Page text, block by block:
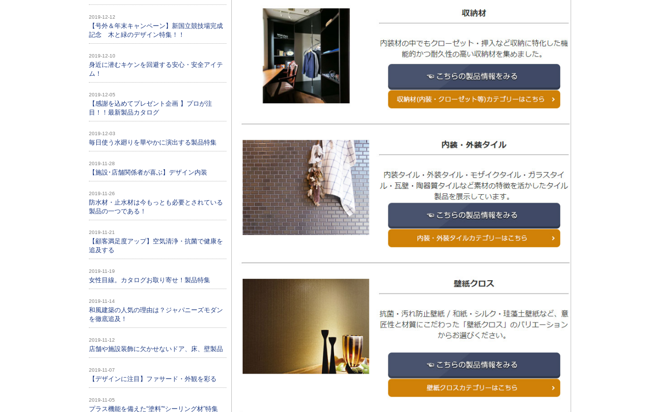
2019-12-12
【号外＆年末キャンペーン】新国立競技場完成
記念 木と緑のデザイン特集！！
2019-12-10
身近に潜むキケンを回避する安心・安全アイテ
ム！
2019-12-05
【感謝を込めてプレゼント企画 】プロが注
目！！最新製品カタログ
2019-12-03
毎日使う水廻りを華やかに演出する製品特集
2019-11-28
【施設･店舗関係者が喜ぶ】デザイン内装
2019-11-26
防水材・止水材は今もっとも必要とされている
製品の一つである！
2019-11-21
【顧客満足度アップ】空気清浄・抗菌で健康を
追及する
2019-11-19
女性目線。カタログお取り寄せ！製品特集
2019-11-14
和風建築の人気の理由は？ジャパニーズモダン
を徹底追及！
2019-11-12
店舗や施設装飾に欠かせないドア、床、壁製品
2019-11-07
【デザインに注目】ファサード・外観を彩る
2019-11-05
プラス機能を備えた“塗料”“シーリング材”特集